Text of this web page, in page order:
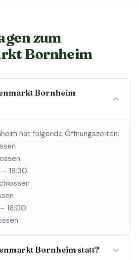
zum
Bornheim
Bornheim
hat folgende Öffnungszeiten:
18:30
16:00
Bornheim statt?